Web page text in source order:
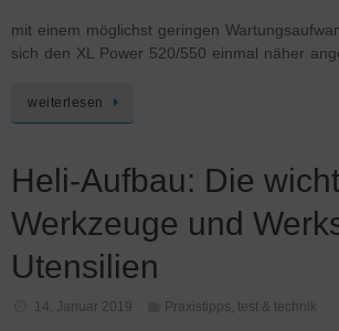
mit einem möglichst geringen
sich den XL Power 520/550 einmal näher
weiterlesen
Heli-Aufbau: Die
Werkzeuge und
Utensilien
14. Januar 2019 Praxistipps , test & technik